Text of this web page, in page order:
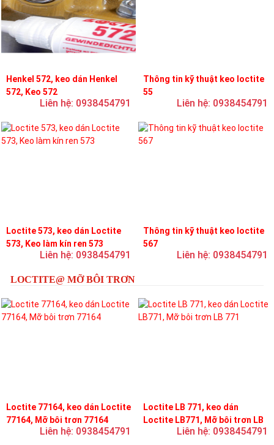
Henkel 572, keo dán Henkel
572, Keo 572
Liên hệ: 0938454791
Thông tin kỹ thuật keo loctite
55
Liên hệ: 0938454791
Loctite 573, keo dán Loctite
573, Keo làm kín ren 573
Liên hệ: 0938454791
Thông tin kỹ thuật keo loctite
567
Liên hệ: 0938454791
LOCTITE@ MỠ BÔI TRƠN
Loctite 77164, keo dán Loctite
77164, Mỡ bôi trơn 77164
Liên hệ: 0938454791
Loctite LB 771, keo dán
Loctite LB771, Mỡ bôi trơn LB
Liên hệ: 0938454791